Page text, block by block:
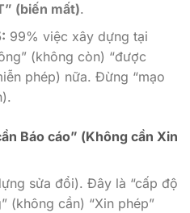
(biến mất).
99% việc xây dựng tại
(không còn) “được
phép) nữa. Đừng “mạo
Báo cáo” (Không cần Xin
sửa đổi). Đây là “cấp độ
(không cần) “Xin phép”